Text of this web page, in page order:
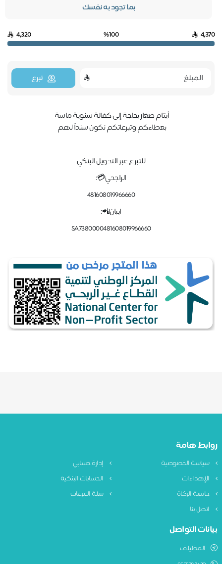
بما تجود به نفسك
4,370
%100
4,320
تبرع
أيتام صغار بحاجة إلى كفالة سنوية ماسة
بعطاءكم وتبرعاتكم نكون سنداً لهم
للتبرع عبر التحويل البنكي
الراجحي💳:
481608019966660
ايبان📲:
SA7380000481608019966660
روابط هامة
سياسة الخصوصية
إدارة حسابي
الإهداءات
الحسابات البنكية
حاسبة الزكاة
سلة التبرعات
اتصل بنا
بيانات التواصل
المظيلف